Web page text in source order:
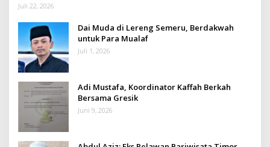
Juli 22, 2026
Dai Muda di Lereng Semeru, Berdakwah
untuk Para Mualaf
Juli 1, 2026
Adi Mustafa, Koordinator Kaffah Berkah
Bersama Gresik
Juni 9, 2026